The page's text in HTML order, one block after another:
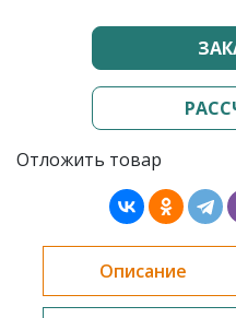
Отложить товар
Описание